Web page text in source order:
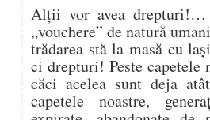
Alții vor avea drepturi!…
„vouchere” de natură
trădarea stă la masă cu
ci drepturi! Peste
căci acelea sunt deja
capetele noastre,